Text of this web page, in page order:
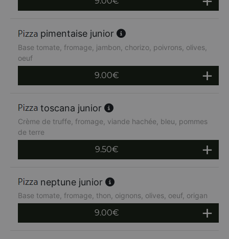
pimentaise junior
Base tomate, fromage, jambon, chorizo, poivrons, olives,
oeuf
9.00€
toscana junior
Crème de truffe, fromage, viande hachée, bleu, pommes
de terre
9.50€
neptune junior
Base tomate, fromage, thon, oignons, olives, oeuf, origan
9.00€